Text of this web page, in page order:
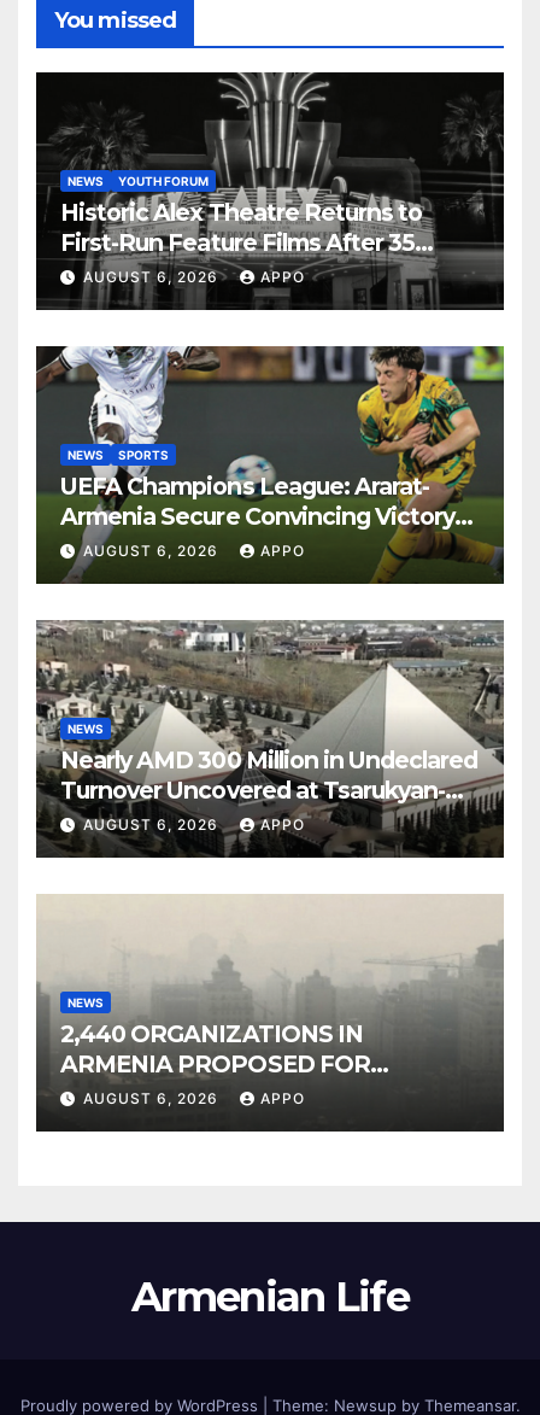
You missed
NEWS YOUTH FORUM
Historic Alex Theatre Returns to
First-Run Feature Films After 35
Years
AUGUST 6, 2026 APPO
NEWS SPORTS
UEFA Champions League: Ararat-
Armenia Secure Convincing Victory
Over Shamrock Rovers 2-0
AUGUST 6, 2026 APPO
NEWS
Nearly AMD 300 Million in Undeclared
Turnover Uncovered at Tsarukyan-
Owned Entertainment Center
AUGUST 6, 2026 APPO
NEWS
2,440 ORGANIZATIONS IN
ARMENIA PROPOSED FOR
INCLUSION IN LIST OF AIR
AUGUST 6, 2026 APPO
Armenian Life
Proudly powered by WordPress Theme: Newsup by Themeansar.